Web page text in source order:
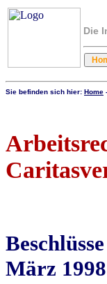
Die
Sie befinden sich hier: Home -
März 1998